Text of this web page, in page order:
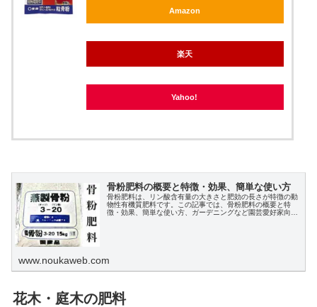
Amazon
楽天
Yahoo!
骨粉肥料の概要と特徴・効果、簡単な使い方
骨粉肥料は、リン酸含有量の大きさと肥効の長さが特徴の動
物性有機質肥料です。この記事では、骨粉肥料の概要と特
徴・効果、簡単な使い方、ガーデニングなど園芸愛好家向け
www.noukaweb.com
花木・庭木の肥料